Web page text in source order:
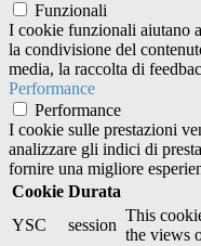
Funzionali
I cookie funzionali aiutano
la condivisione del
media, la raccolta di
Performance
Performance
I cookie sulle prestazioni
analizzare gli indici di
fornire una migliore
Cookie Durata
YSC
session
This
the views